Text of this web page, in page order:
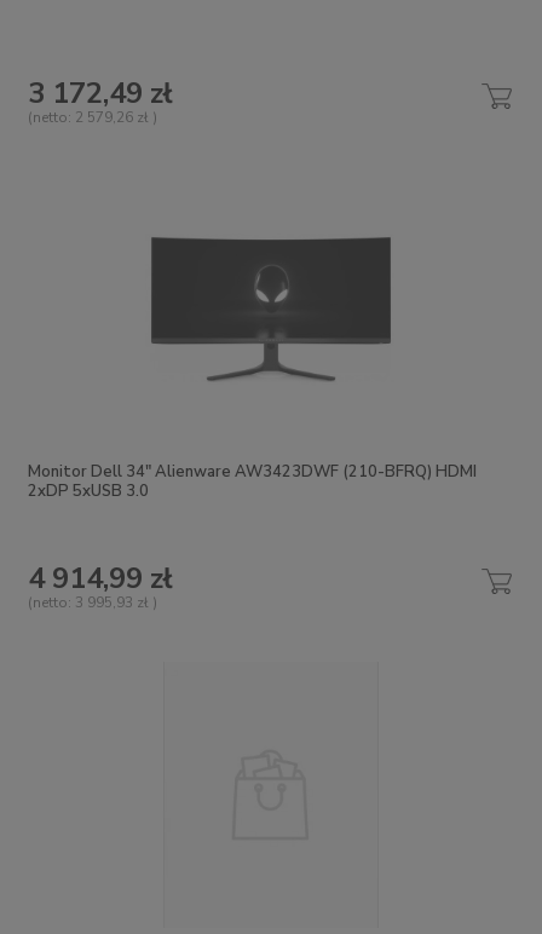
3 172,49 zł
(netto: 2 579,26 zł )
Monitor Dell 34" Alienware AW3423DWF (210-BFRQ) HDMI
2xDP 5xUSB 3.0
4 914,99 zł
(netto: 3 995,93 zł )